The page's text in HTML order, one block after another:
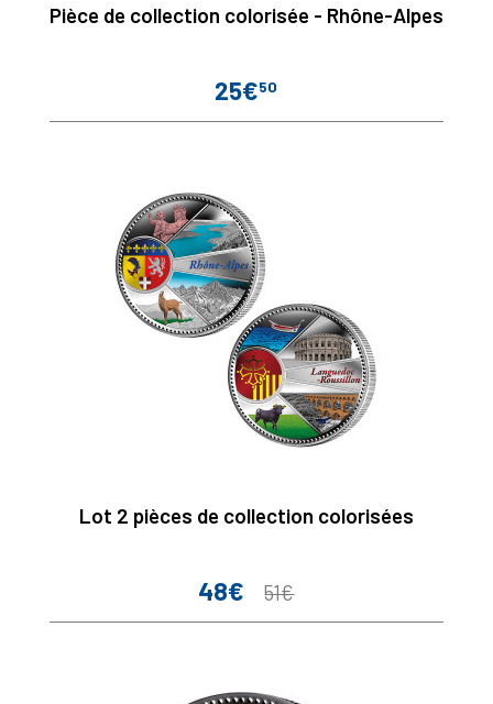
Pièce de collection colorisée - Rhône-Alpes
Prix
25€50
Lot 2 pièces de collection colorisées
Prix
48€
Prix
51€